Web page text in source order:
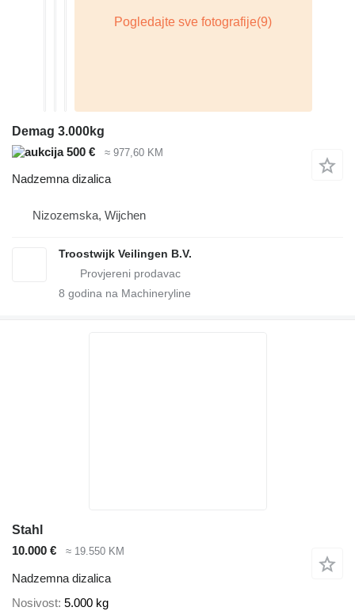
Demag 3.000kg
500 €
≈ 977,60 KM
Nadzemna dizalica
Nizozemska, Wijchen
Troostwijk Veilingen B.V.
8 godina na Machineryline
Stahl
10.000 €
≈ 19.550 KM
Nadzemna dizalica
Nosivost 5.000 kg